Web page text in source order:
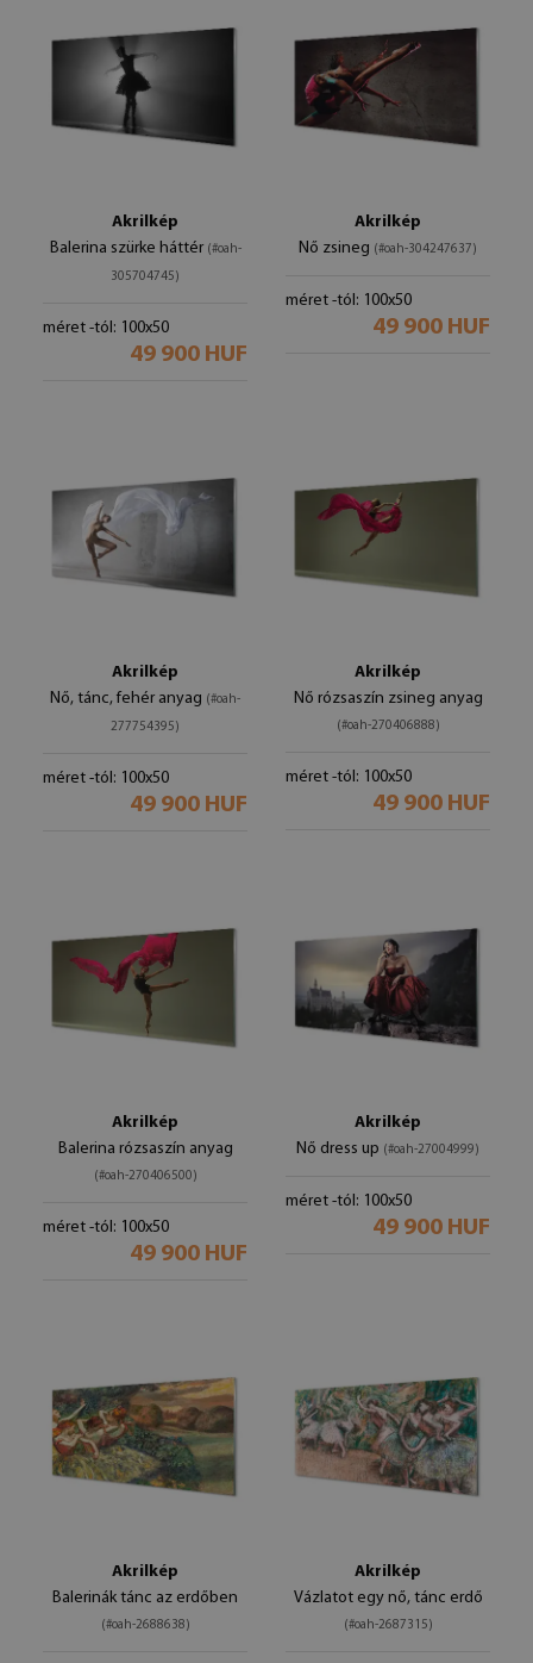
Akrilkép
Balerina szürke háttér (#oah-
305704745)
méret -tól: 100x50
49 900 HUF
Akrilkép
Nő zsineg (#oah-304247637)
méret -tól: 100x50
49 900 HUF
Akrilkép
Nő, tánc, fehér anyag (#oah-
277754395)
méret -tól: 100x50
49 900 HUF
Akrilkép
Nő rózsaszín zsineg anyag
(#oah-270406888)
méret -tól: 100x50
49 900 HUF
Akrilkép
Balerina rózsaszín anyag
(#oah-270406500)
méret -tól: 100x50
49 900 HUF
Akrilkép
Nő dress up (#oah-27004999)
méret -tól: 100x50
49 900 HUF
Akrilkép
Balerinák tánc az erdőben
(#oah-2688638)
Akrilkép
Vázlatot egy nő, tánc erdő
(#oah-2687315)